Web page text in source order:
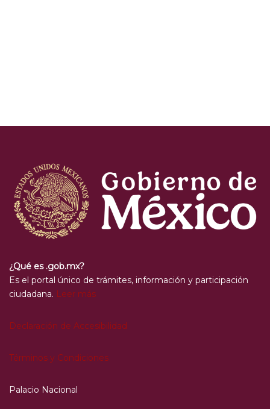
¿Qué es .gob.mx?
Es el portal único de trámites, información y participación
ciudadana. Leer más
Declaración de Accesibilidad
Términos y Condiciones
Palacio Nacional